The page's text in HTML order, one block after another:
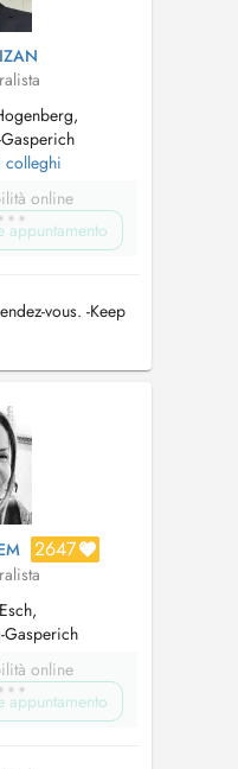
online
appuntamento
vous. -Keep
2647
Gasperich
online
appuntamento